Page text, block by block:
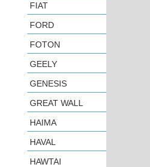
FIAT
FORD
FOTON
GEELY
GENESIS
GREAT WALL
HAIMA
HAVAL
HAWTAI